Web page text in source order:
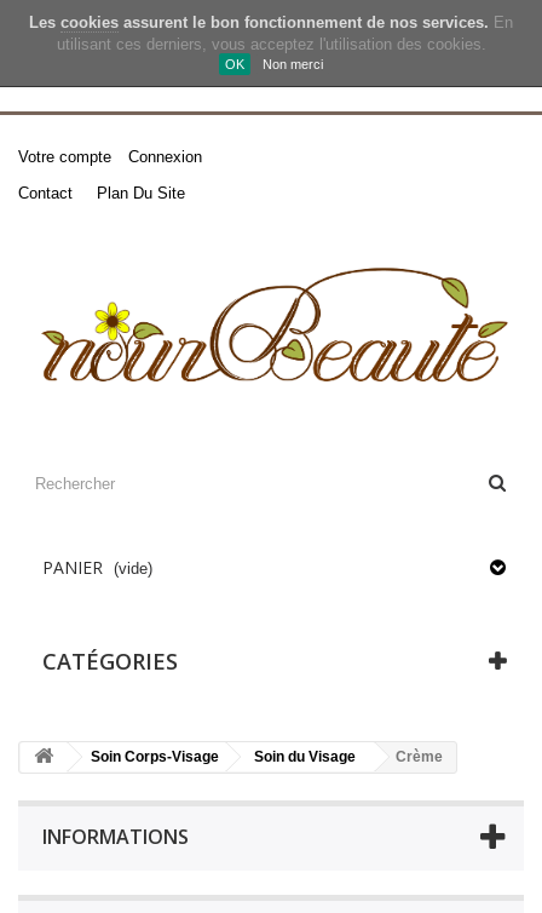
Les cookies assurent le bon fonctionnement de nos services. En
utilisant ces derniers, vous acceptez l'utilisation des cookies.
OK Non merci
Votre compte
Connexion
Contact
Plan Du Site
PANIER (vide)
CATÉGORIES
Soin Corps-Visage Soin du Visage Crème
INFORMATIONS